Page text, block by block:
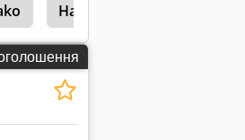
Hako 1700